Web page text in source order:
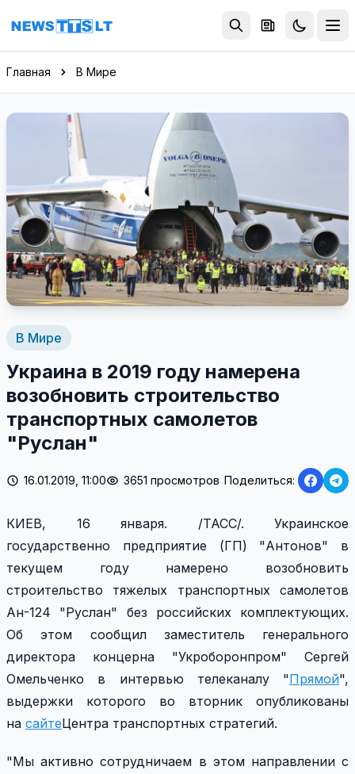
Перейти к содержимому
Главная В Мире
В Мире
Украина в 2019 году намерена
возобновить строительство
транспортных самолетов
"Руслан"
16.01.2019, 11:00 3651 просмотров Поделиться:
КИЕВ, 16 января. /ТАСС/. Украинское
государственно предприятие (ГП) "Антонов" в
текущем году намерено возобновить
строительство тяжелых транспортных самолетов
Ан-124 "Руслан" без российских комплектующих.
Об этом сообщил заместитель генерального
директора концерна "Укроборонпром" Сергей
Омельченко в интервью телеканалу "Прямой",
выдержки которого во вторник опубликованы
на сайтеЦентра транспортных стратегий.
"Мы активно сотрудничаем в этом направлении с